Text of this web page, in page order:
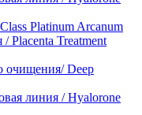
Platinum Arcanum
Placenta Treatment
очищения/ Deep
линия / Hyalorone